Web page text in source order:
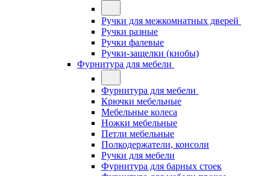
Ручки для межкомнатных дверей
Ручки разные
Ручки фалевые
Ручки-защелки (кнобы)
Фурнитура для мебели
Фурнитура для мебели
Крючки мебельные
Мебельные колеса
Ножки мебельные
Петли мебельные
Полкодержатели, консоли
Ручки для мебели
Фурнитура для барных стоек